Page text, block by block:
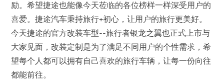
励。希望捷途也能像今天莅临的各位榜样一样深受用户的
喜爱。捷途汽车秉持旅行+初心，让用户的旅行更美好。
今天捷途的官方改装车型--旅行者银龙之翼也正式上市与
大家见面，改装定制是为了满足不同用户的个性需求，希
望每个人都可以拥有自己喜欢的旅行车辆，让每一份向往
都能前往。